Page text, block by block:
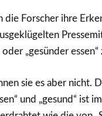
die Forscher ihre
oder „gesünder
sie es aber nicht.
und „gesund“ ist